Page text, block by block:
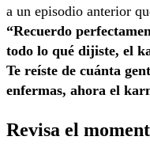
a un episodio anterior
“Recuerdo
todo lo qué dijiste, el
Te reíste de cuánta
enfermas, ahora el
Revisa el